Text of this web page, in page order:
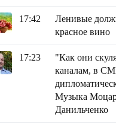
17:42
Ленивые
красное вино
17:23
"Как они
каналам, в
Музыка
Данильченко